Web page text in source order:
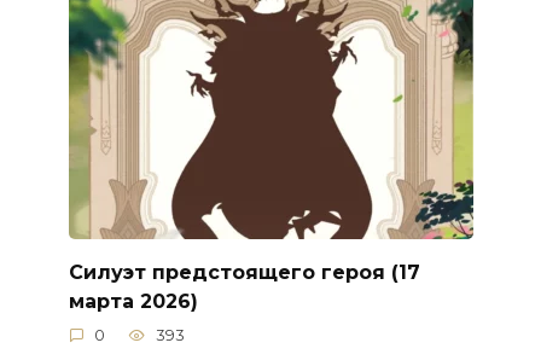
Силуэт предстоящего героя (17
марта 2026)
0 393